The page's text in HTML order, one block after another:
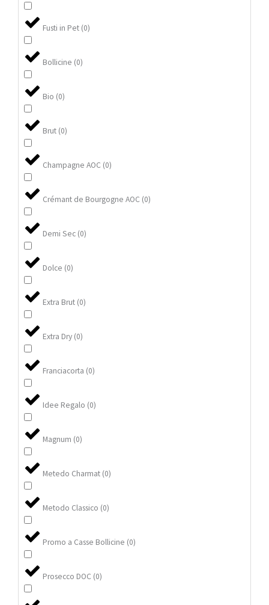
Fusti in Pet (0)
Bollicine (0)
Bio (0)
Brut (0)
Champagne AOC (0)
Crémant de Bourgogne AOC (0)
Demi Sec (0)
Dolce (0)
Extra Brut (0)
Extra Dry (0)
Franciacorta (0)
Idee Regalo (0)
Magnum (0)
Metedo Charmat (0)
Metodo Classico (0)
Promo a Casse Bollicine (0)
Prosecco DOC (0)